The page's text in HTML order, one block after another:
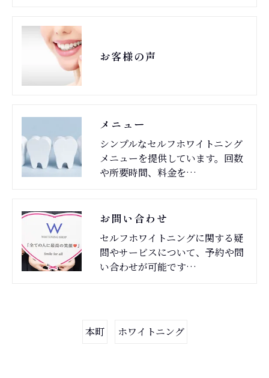
お客様の声
メニュー
シンプルなセルフホワイトニング
メニューを提供しています。回数
や所要時間、料金を…
お問い合わせ
セルフホワイトニングに関する疑
問やサービスについて、予約や問
い合わせが可能です…
本町 ホワイトニング